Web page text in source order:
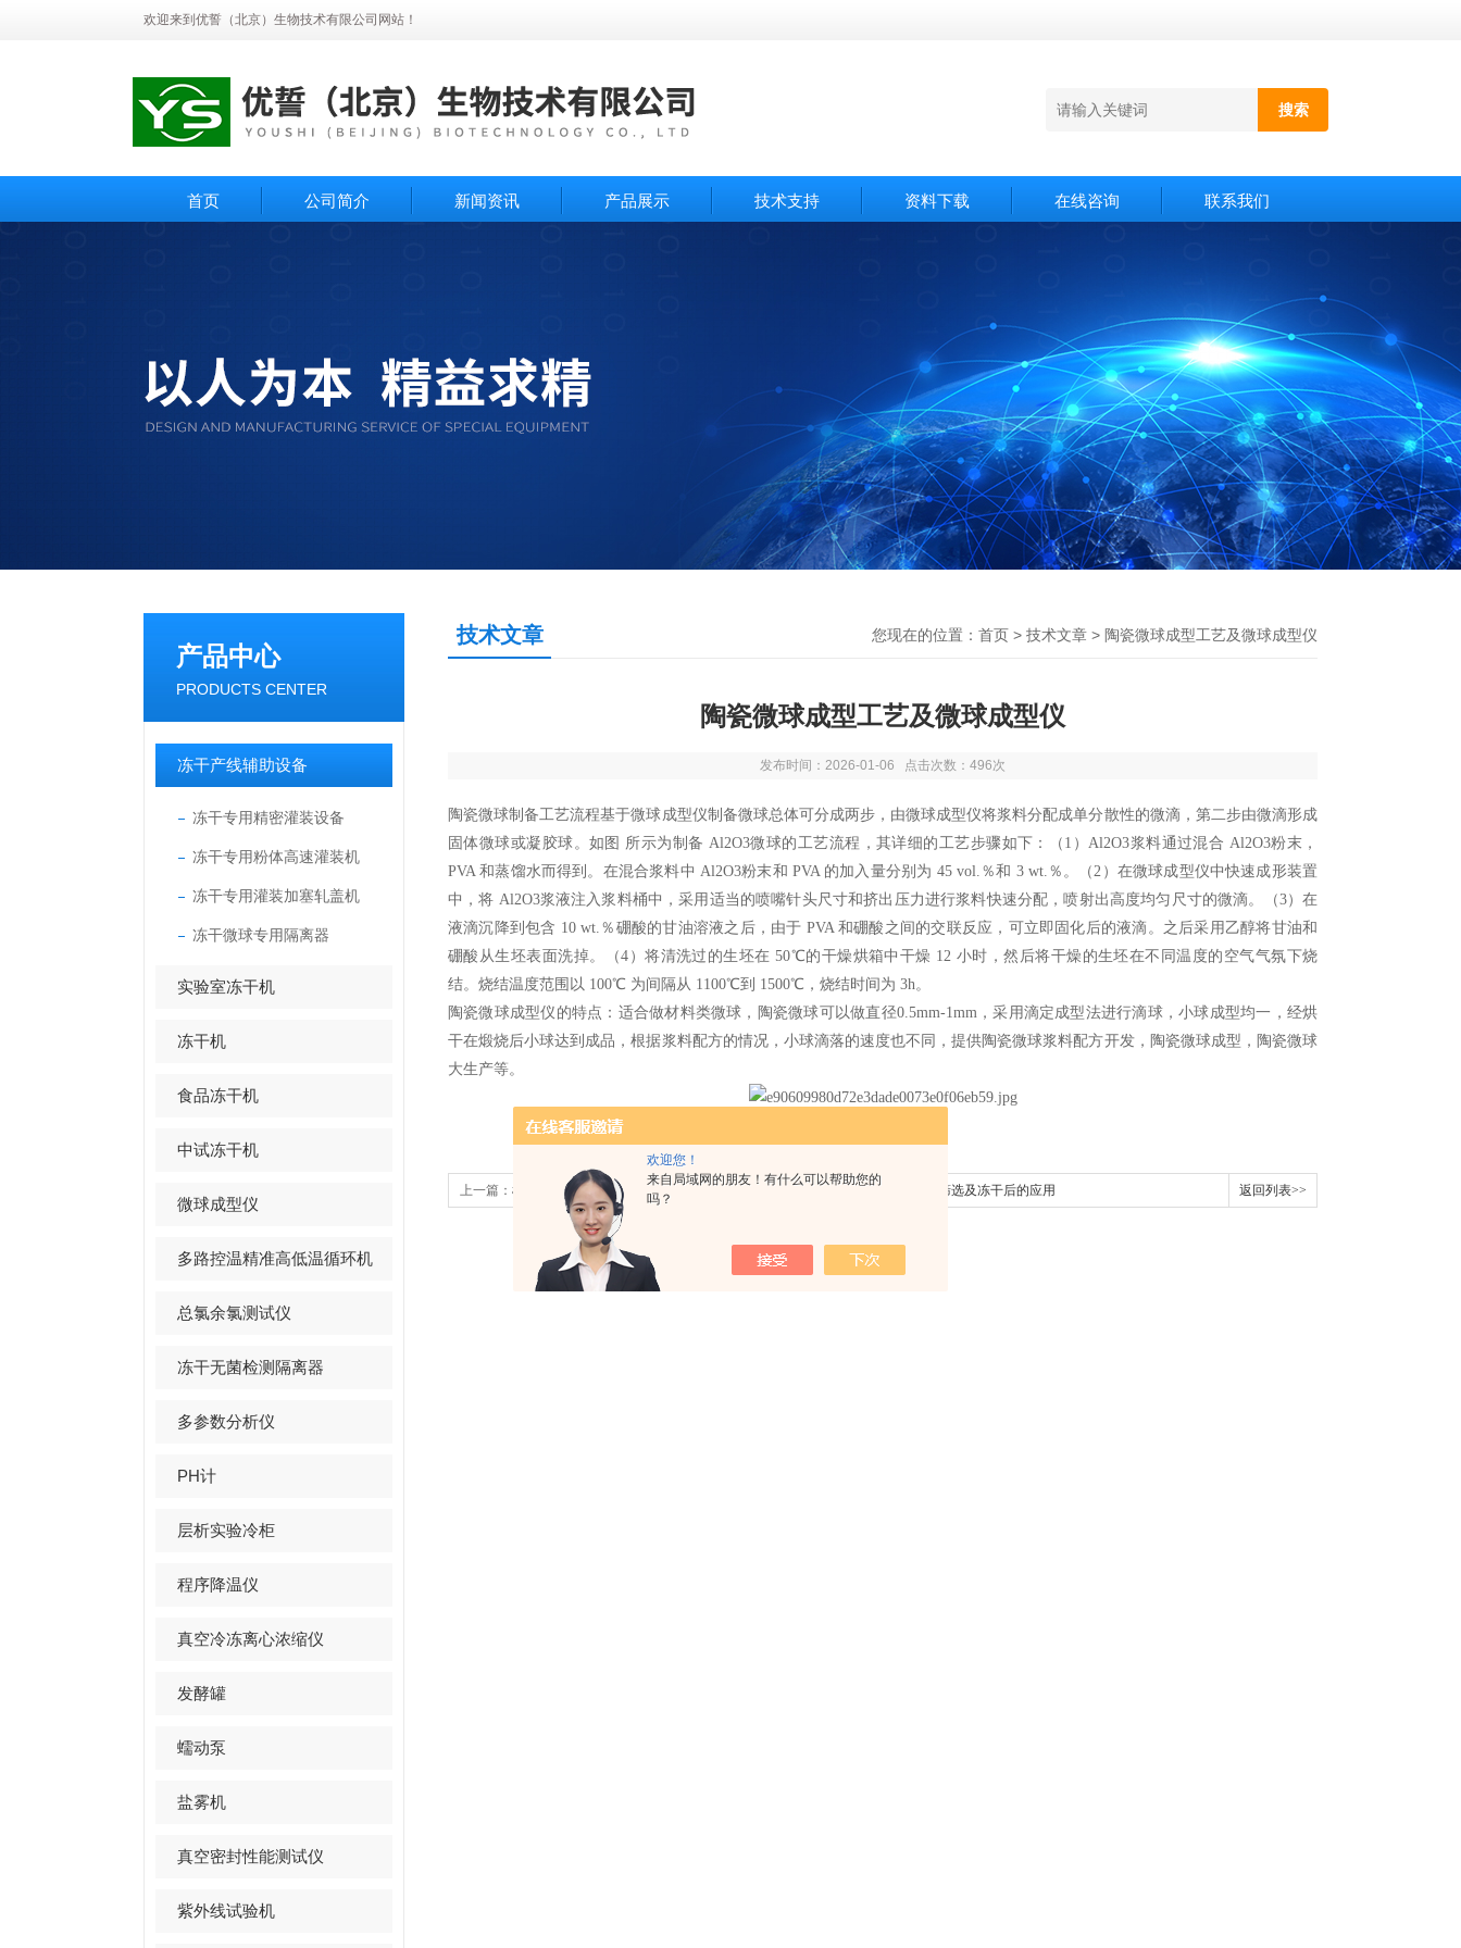
欢迎您！
来自局域网的朋友！有什么可以帮助您的
吗？
欢迎来到优誓（北京）生物技术有限公司网站！
首页 公司简介 新闻资讯 产品展示 技术支持 资料下载 在线咨询 联系我们
产品中心
PRODUCTS CENTER
冻干产线辅助设备
冻干专用精密灌装设备
冻干专用粉体高速灌装机
冻干专用灌装加塞轧盖机
冻干微球专用隔离器
实验室冻干机
冻干机
食品冻干机
中试冻干机
微球成型仪
多路控温精准高低温循环机
总氯余氯测试仪
冻干无菌检测隔离器
多参数分析仪
PH计
层析实验冷柜
程序降温仪
真空冷冻离心浓缩仪
发酵罐
蠕动泵
盐雾机
真空密封性能测试仪
紫外线试验机
技术文章 您现在的位置： 首页 > 技术文章 > 陶瓷微球成型工艺及微球成型仪
陶瓷微球成型工艺及微球成型仪
发布时间：2026-01-06 点击次数：496次
陶瓷微球制备工艺流程基于微球成型仪制备微球总体可分成两步，由微球成型仪将浆料分配成单分散性的微滴，第二步由微滴形成
固体微球或凝胶球。如图 所示为制备 Al2O3微球的工艺流程， 其详细的工艺步骤如下：（ 1 ）Al2O3浆料通过混合 Al2O3粉末，
PVA和蒸馏水而得到。在混合浆料中 Al2O3粉末和 PVA 的加入量分别为 45 vol. ％和 3 wt. ％。（2 ）在微球成型仪中快速成形装置
中，将 Al2O3浆液注入浆料桶中，采用适当的喷嘴针头尺寸和挤出压力进行浆料快速分配，喷射出高度均匀尺寸的微滴。（3）在
液滴沉降到包含 10 wt. ％硼酸的甘油溶液之后，由于 PVA 和硼酸之间的交联反应，可立即固化后的液滴。之后采用乙醇将甘油和
硼酸从生坯表面洗掉。（4 ）将清洗过的生坯在 50℃的干燥烘箱中干燥 12 小时，然后将干燥的生坯在不同温度的空气气氛下烧
结。烧结温度范围以 100℃ 为间隔从 1100℃到 1500℃，烧结时间为 3h。
陶瓷微球成型仪的特点：适合做材料类微球，陶瓷微球可以做直径0.5mm-1mm，采用滴定成型法进行滴球，小球成型均一，经烘
干在煅烧后小球达到成品，根据浆料配方的情况，小球滴落的速度也不同，提供陶瓷微球浆料配方开发，陶瓷微球成型，陶瓷微球
大生产等。
上一篇： 植物类常见食品的冻干情况 下一篇：植物外泌体的筛选及冻干后的应用 返回列表>>